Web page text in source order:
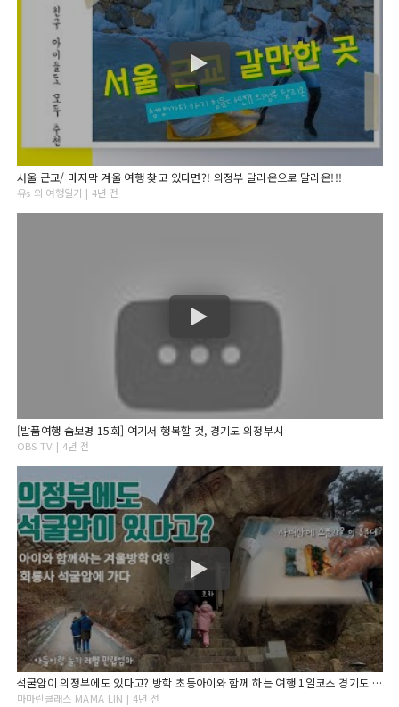
서울 근교/ 마지막 겨울 여행 찾고 있다면?! 의정부 달리온으로 달리온!!!
유s 의 여행일기 | 4년 전
[발품여행 숨보명 15회] 여기서 행복할 것, 경기도 의정부시
OBS TV | 4년 전
석굴암이 의정부에도 있다고? 방학 초등아이와 함께 하는 여행 1일코스 경기도 아이와 가볼만한 곳 국내여행
마마린클래스 MAMA LIN | 4년 전